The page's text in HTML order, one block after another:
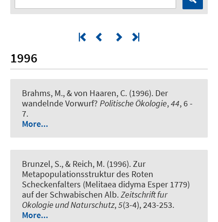
1996
Brahms, M., & von Haaren, C. (1996). Der
wandelnde Vorwurf? Politische Ökologie,44, 6 -
7.
More...
Brunzel, S., & Reich, M. (1996).Zur
Metapopulationsstruktur des Roten
Scheckenfalters (Melitaea didyma Esper 1779)
auf der Schwabischen Alb.Zeitschrift fur
Okologie und Naturschutz,5(3-4), 243-253.
More...